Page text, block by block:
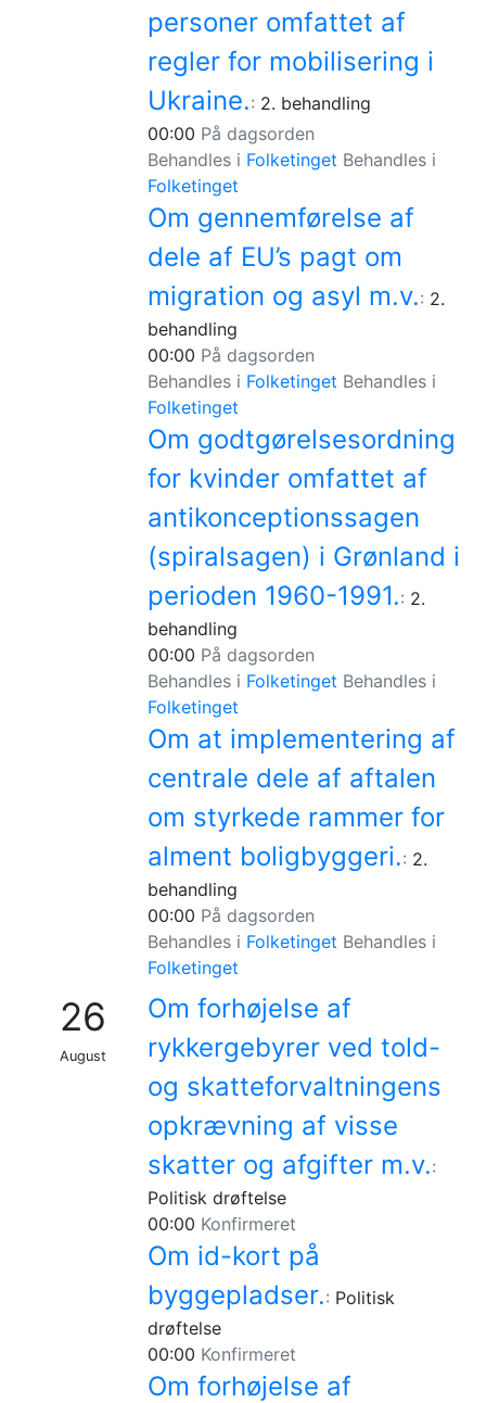
personer omfattet af
regler for mobilisering i
Ukraine.: 2. behandling
00:00 På dagsorden
Behandles i Folketinget Behandles i
Folketinget
Om gennemførelse af
dele af EU’s pagt om
migration og asyl m.v.: 2.
behandling
00:00 På dagsorden
Behandles i Folketinget Behandles i
Folketinget
Om godtgørelsesordning
for kvinder omfattet af
antikonceptionssagen
(spiralsagen) i Grønland i
perioden 1960-1991.: 2.
behandling
00:00 På dagsorden
Behandles i Folketinget Behandles i
Folketinget
Om at implementering af
centrale dele af aftalen
om styrkede rammer for
alment boligbyggeri.: 2.
behandling
00:00 På dagsorden
Behandles i Folketinget Behandles i
Folketinget
26
August
Om forhøjelse af
rykkergebyrer ved told-
og skatteforvaltningens
opkrævning af visse
skatter og afgifter m.v.:
Politisk drøftelse
00:00 Konfirmeret
Om id-kort på
byggepladser.: Politisk
drøftelse
00:00 Konfirmeret
Om forhøjelse af